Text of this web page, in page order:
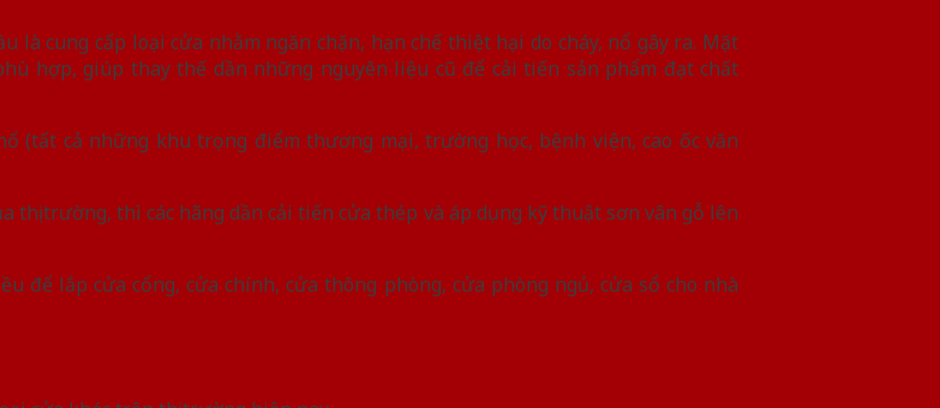
là cung cấp loại cửa nhằm ngăn chặn, hạn chế thiệt hại do cháy, nổ gây ra. Mặt
hợp, giúp thay thế dần những nguyên liệu cũ để cải tiến sản phẩm đạt chất
(tất cả những khu trọng điểm thương mại, trường học, bệnh viện, cao ốc văn
trường, thì các hãng dần cải tiến cửa thép và áp dụng kỹ thuật sơn vân gỗ lên
lắp cửa cổng, cửa chính, cửa thông phòng, cửa phòng ngủ, cửa sổ cho nhà